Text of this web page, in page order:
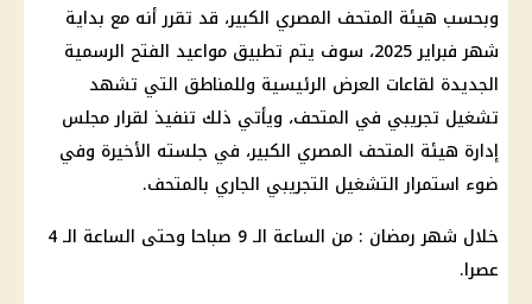
وبحسب هيئة المتحف المصري الكبير، قد تقرر أنه مع بداية
شهر فبراير 2025، سوف يتم تطبيق مواعيد الفتح الرسمية
الجديدة لقاعات العرض الرئيسية وللمناطق التي تشهد
تشغيل تجريبي في المتحف، ويأتي ذلك تنفيذ لقرار مجلس
إدارة هيئة المتحف المصري الكبير، في جلسته الأخيرة وفي
ضوء استمرار التشغيل التجريبي الجاري بالمتحف.
خلال شهر رمضان : من الساعة الـ 9 صباحا وحتى الساعة الـ 4
عصرا.